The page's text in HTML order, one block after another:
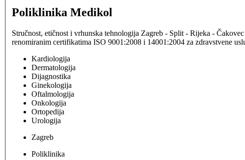
Poliklinika Medikol
Stručnost, etičnost i vrhunska tehnologija Zagreb - Split - Rijeka -
renomiranim certifikatima ISO 9001:2008 i 14001:2004 za zdravstvene
Kardiologija
Dermatologija
Dijagnostika
Ginekologija
Oftalmologija
Onkologija
Ortopedija
Urologija
Zagreb
Poliklinika